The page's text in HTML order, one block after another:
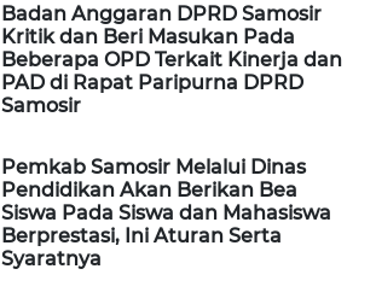
Badan Anggaran DPRD Samosir
Kritik dan Beri Masukan Pada
Beberapa OPD Terkait Kinerja dan
PAD di Rapat Paripurna DPRD
Samosir
Pemkab Samosir Melalui Dinas
Pendidikan Akan Berikan Bea
Siswa Pada Siswa dan Mahasiswa
Berprestasi, Ini Aturan Serta
Syaratnya